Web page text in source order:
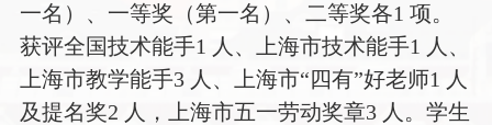
一名）、一等奖（第一名）、二等奖各1 项。
获评全国技术能手1 人、上海市技术能手1 人、
上海市教学能手3 人、上海市“四有”好老师1 人
及提名奖2 人，上海市五一劳动奖章3 人。学生